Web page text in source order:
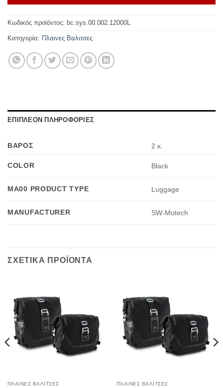
Κωδικός προϊόντος: bc.sys.00.002.12000L
Κατηγορία: Πλαινες Βαλιτσες
ΕΠΙΠΛΕΟΝ ΠΛΗΡΟΦΟΡΙΕΣ
ΒΑΡΟΣ 2 κ.
COLOR Black
MA00 PRODUCT TYPE Luggage
MANUFACTURER SW-Motech
ΣΧΕΤΙΚΑ ΠΡΟΪΟΝΤΑ
ΠΛΑΙΝΕΣ ΒΑΛΙΤΣΕΣ ΠΛΑΙΝΕΣ ΒΑΛΙΤΣΕΣ